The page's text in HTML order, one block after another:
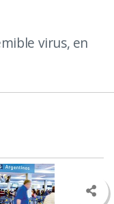
virus, en